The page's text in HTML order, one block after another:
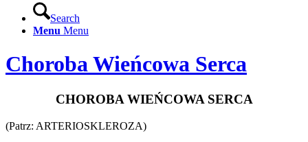
Search
Menu Menu
Choroba Wieńcowa Serca
CHOROBA WIEŃCOWA SERCA
(Patrz: ARTERIOSKLEROZA)